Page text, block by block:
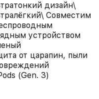
дизайн\
Совместим
устройством
от царапин, пыли
(Gen. 3)